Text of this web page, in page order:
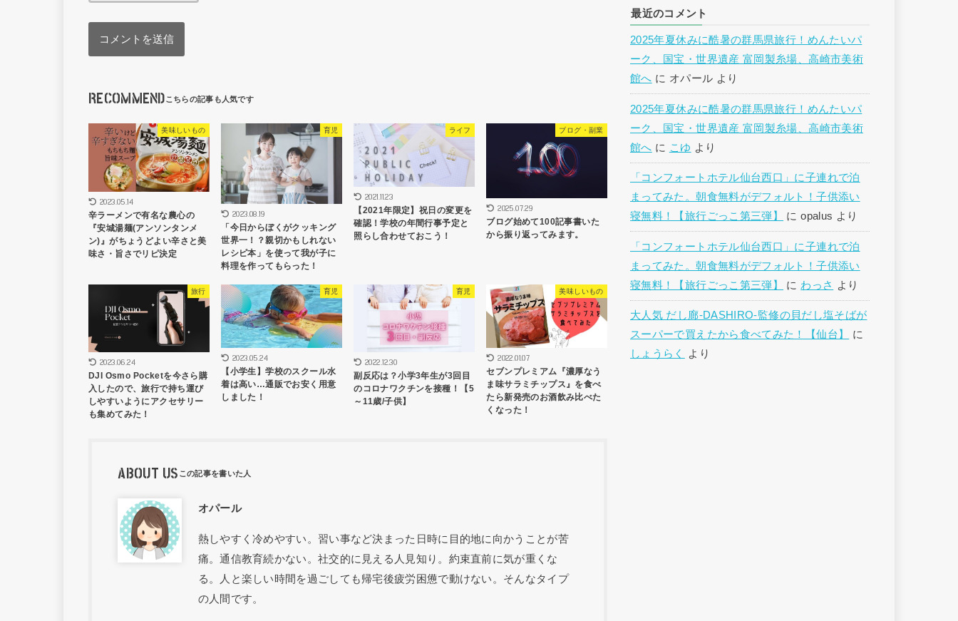
RECOMMEND
美味しいもの
2023.05.14
辛ラーメンで有名な農心の
『安城湯麺(アンソンタンメ
ン)』がちょうどよい辛さと美
味さ・旨さでリピ決定
育児
2023.08.19
「今日からぼくがクッキング
世界一！？親切かもしれない
レシピ本」を使って我が子に
料理を作ってもらった！
ライフ
2021.11.23
【2021年限定】祝日の変更を
確認！学校の年間行事予定と
照らし合わせておこう！
ブログ・副業
2025.07.29
ブログ始めて100記事書いた
から振り返ってみます。
旅行
2023.06.24
DJI Osmo Pocketを今さら購
入したので、旅行で持ち運び
しやすいようにアクセサリー
も集めてみた！
育児
2023.05.24
【小学生】学校のスクール水
着は高い…通販でお安く用意
しました！
育児
2022.12.30
副反応は？小学3年生が3回目
のコロナワクチンを接種！【5
～11歳/子供】
美味しいもの
2022.01.07
セブンプレミアム『濃厚なう
ま味サラミチップス』を食べ
たら新発売のお酒飲み比べた
くなった！
ABOUT US
オパール
熱しやすく冷めやすい。習い事など決まった日時に目的地に向かうことが苦
痛。通信教育続かない。社交的に見える人見知り。約束直前に気が重くな
る。人と楽しい時間を過ごしても帰宅後疲労困憊で動けない。そんなタイプ
の人間です。
最近のコメント
2025年夏休みに酷暑の群馬県旅行！めんたいパ
ーク、国宝・世界遺産 富岡製糸場、高崎市美術
館へ に オパール より
2025年夏休みに酷暑の群馬県旅行！めんたいパ
ーク、国宝・世界遺産 富岡製糸場、高崎市美術
館へ に こゆ より
「コンフォートホテル仙台西口」に子連れで泊
まってみた。朝食無料がデフォルト！子供添い
寝無料！【旅行ごっこ第三弾】
にopalus より
「コンフォートホテル仙台西口」に子連れで泊
まってみた。朝食無料がデフォルト！子供添い
寝無料！【旅行ごっこ第三弾】
に わっさ より
大人気 だし廊-DASHIRO-監修の貝だし塩そばが
スーパーで買えたから食べてみた！【仙台】
に
しょうらく
より